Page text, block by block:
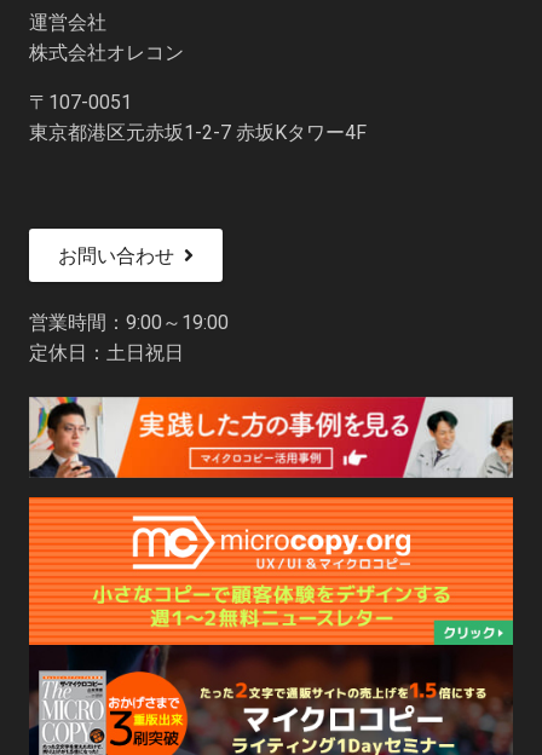
運営会社
株式会社オレコン
〒107-0051
東京都港区元赤坂1-2-7 赤坂Kタワー4F
お問い合わせ
営業時間：9:00～19:00
定休日：土日祝日